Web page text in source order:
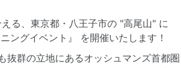
る、東京都・八王子市の "高尾山" に
ングイベント』 を開催いたします！
抜群の立地にあるオッシュマンズ首都圏